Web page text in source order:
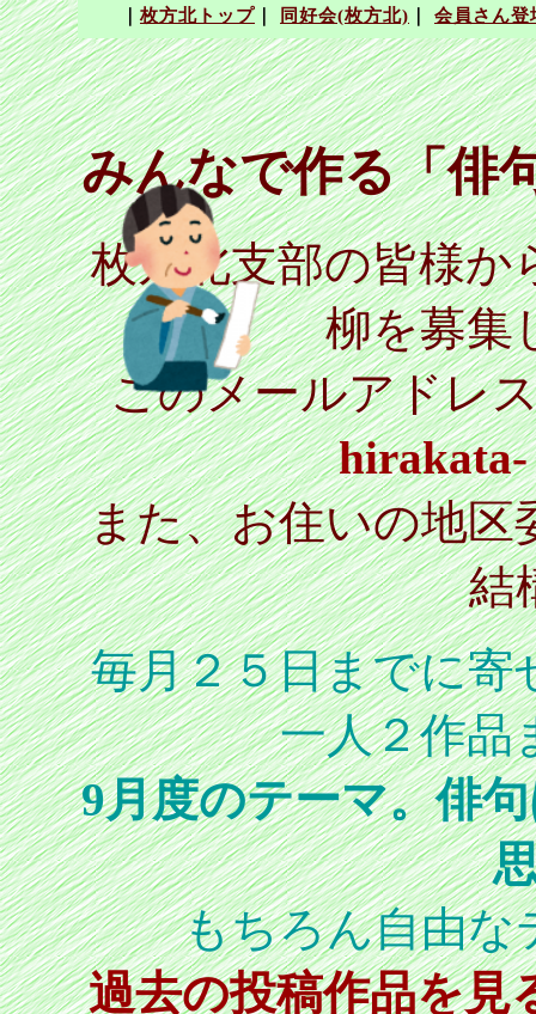
みんなで作る「俳
枚方北支部の皆様か
柳を募集
このメールアドレ
hirakata-
また、お住いの地区
結
毎月２５日までに寄
一人２作品
9月度のテーマ。俳
もちろん自由な
過去の投稿作品を見